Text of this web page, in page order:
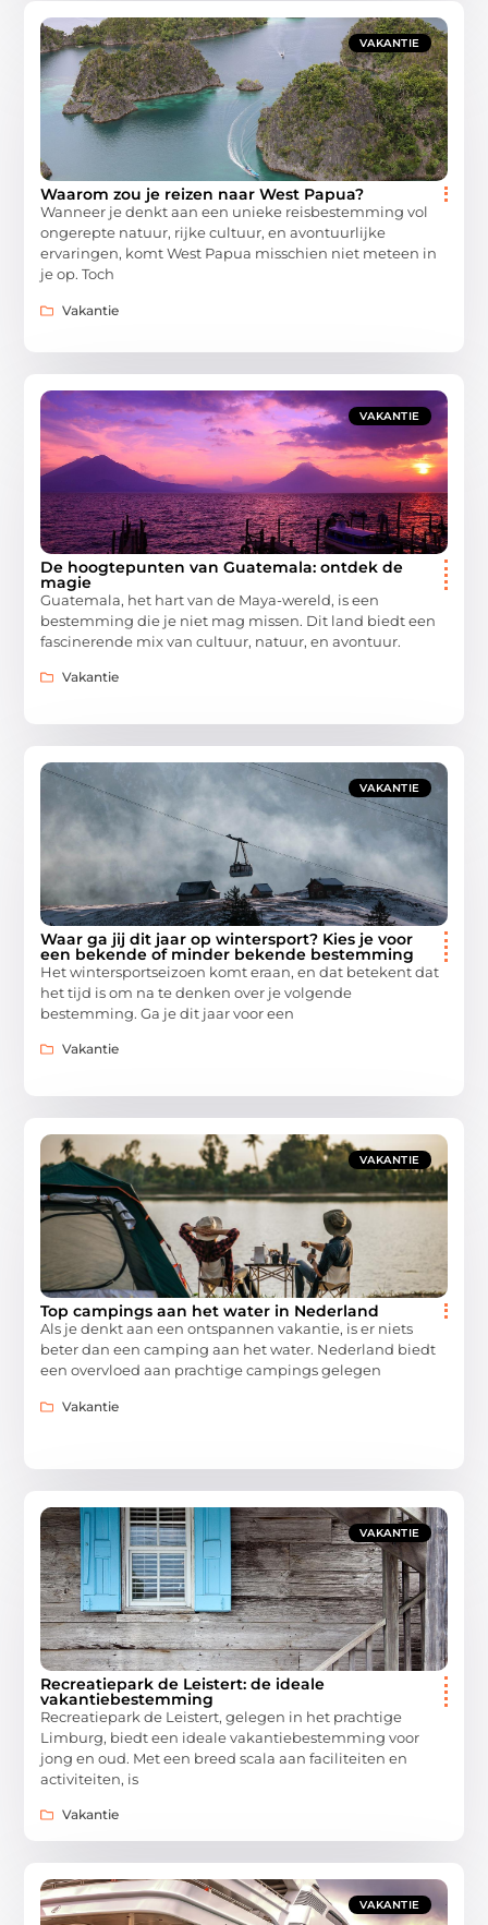
VAKANTIE
Waarom zou je reizen naar West Papua?
Wanneer je denkt aan een unieke reisbestemming vol
ongerepte natuur, rijke cultuur, en avontuurlijke
ervaringen, komt West Papua misschien niet meteen in
je op. Toch
Vakantie
VAKANTIE
De hoogtepunten van Guatemala: ontdek de
magie
Guatemala, het hart van de Maya-wereld, is een
bestemming die je niet mag missen. Dit land biedt een
fascinerende mix van cultuur, natuur, en avontuur.
Vakantie
VAKANTIE
Waar ga jij dit jaar op wintersport? Kies je voor
een bekende of minder bekende bestemming
Het wintersportseizoen komt eraan, en dat betekent dat
het tijd is om na te denken over je volgende
bestemming. Ga je dit jaar voor een
Vakantie
VAKANTIE
Top campings aan het water in Nederland
Als je denkt aan een ontspannen vakantie, is er niets
beter dan een camping aan het water. Nederland biedt
een overvloed aan prachtige campings gelegen
Vakantie
VAKANTIE
Recreatiepark de Leistert: de ideale
vakantiebestemming
Recreatiepark de Leistert, gelegen in het prachtige
Limburg, biedt een ideale vakantiebestemming voor
jong en oud. Met een breed scala aan faciliteiten en
activiteiten, is
Vakantie
VAKANTIE